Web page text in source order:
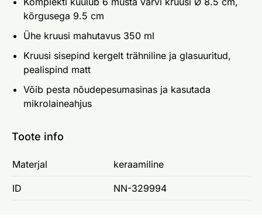
kõrgusega 9.5 cm
Ühe kruusi mahutavus 350 ml
Kruusi sisepind kergelt trähniline ja glasuuritud,
pealispind matt
Võib pesta nõudepesumasinas ja kasutada
mikrolaineahjus
Toote info
Materjal keraamiline
ID NN-329994